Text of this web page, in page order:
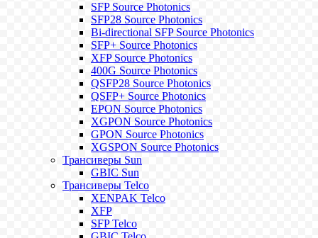
SFP Source Photonics
SFP28 Source Photonics
Bi-directional SFP Source Photonics
SFP+ Source Photonics
XFP Source Photonics
400G Source Photonics
QSFP28 Source Photonics
QSFP+ Source Photonics
EPON Source Photonics
XGPON Source Photonics
GPON Source Photonics
XGSPON Source Photonics
Трансиверы Sun
GBIC Sun
Трансиверы Telco
XENPAK Telco
XFP
SFP Telco